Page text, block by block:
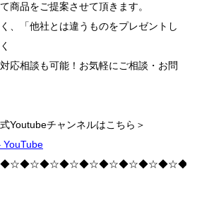
商品をご提案させて頂きます。
、「他社とは違うものをプレゼントし
応相談も可能！お気軽にご相談・お問
Youtubeチャンネルはこちら＞
YouTube